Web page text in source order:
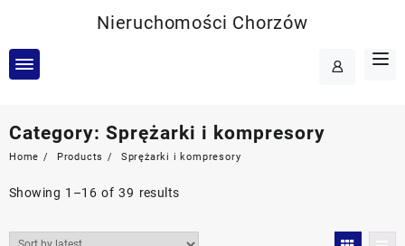
content
Nieruchomości Chorzów
Category: Sprężarki i kompresory
Home Products Sprężarki i kompresory
Showing 1–16 of 39 results